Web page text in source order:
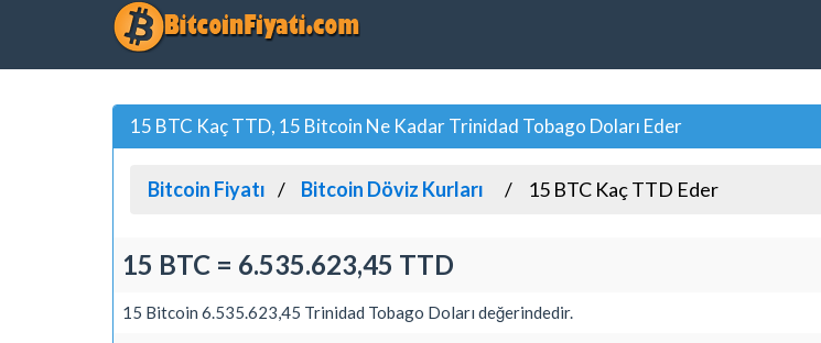
15 BTC Kaç TTD, 15 Bitcoin Ne Kadar Trinidad Tobago Doları Eder
Bitcoin Fiyatı Bitcoin Döviz Kurları 15 BTC Kaç TTD Eder
15 BTC = 6.535.623,45 TTD
15 Bitcoin 6.535.623,45 Trinidad Tobago Doları değerindedir.